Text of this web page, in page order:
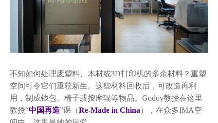
不知如何处理废塑料、木材或3D打印机的多余材料？重塑
空间可令它们重获新生。这些材料回收后，可改造再利
用，制成钱包、椅子或按摩辊等物品。Godoy教授在这里
教授“中国再造”课（Re-Made in China），在众多IMA空